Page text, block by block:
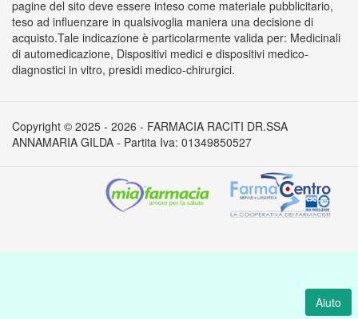
pagine del sito deve essere inteso come materiale pubblicitario,
teso ad influenzare in qualsivoglia maniera una decisione di
acquisto.Tale indicazione è particolarmente valida per: Medicinali
di automedicazione, Dispositivi medici e dispositivi medico-
diagnostici in vitro, presidi medico-chirurgici.
Copyright © 2025 - 2026 - FARMACIA RACITI DR.SSA
ANNAMARIA GILDA - Partita Iva: 01349850527